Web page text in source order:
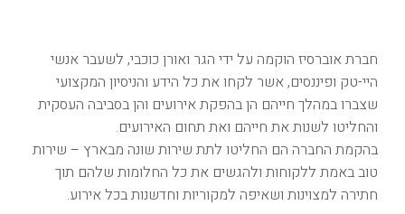
חברת אוברסיז הוקמה על ידי הגר ואורן כוכבי, לשעבר אנשי
היי-טק ופיננסים, אשר לקחו את כל הידע והניסיון המקצועי
שצברו במהלך חייהם הן בהפקת אירועים והן בסביבה העסקית
והחליטו לשנות את חייהם ואת תחום האירועים.
בהקמת החברה הם החליטו לתת שירות שונה מבארץ – שירות
טוב באמת ללקוחות ולהגשים את כל החלומות שלהם תוך
חתירה למצוינות ושאיפה למקוריות וחדשנות בכל אירוע.